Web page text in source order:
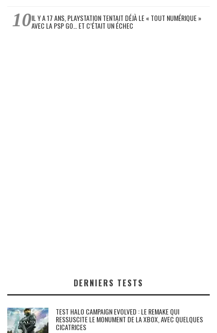
IL Y A 17 ANS, PLAYSTATION TENTAIT DÉJÀ LE « TOUT NUMÉRIQUE »
AVEC LA PSP GO… ET C’ÉTAIT UN ÉCHEC
DERNIERS TESTS
TEST HALO CAMPAIGN EVOLVED : LE REMAKE QUI
RESSUSCITE LE MONUMENT DE LA XBOX, AVEC QUELQUES
CICATRICES